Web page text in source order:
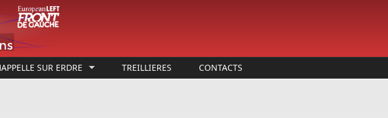
SUR ERDRE TREILLIERES CONTACTS